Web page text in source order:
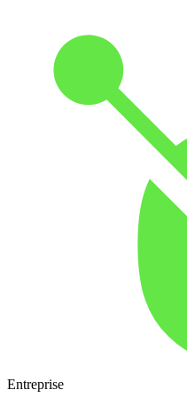
Entreprise